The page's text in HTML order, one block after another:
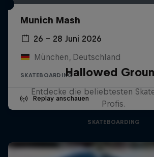
Munich Mash
26 – 28 Juni 2026
München, Deutschland
SKATEBOARDING
Replay anschauen
Hallowed
Entdecke die beliebtesten
Profis.
SKATEBOARDING